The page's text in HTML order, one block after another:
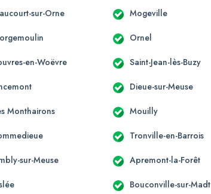
sur-Orne Mogeville
Ornel
en-Woëvre Saint-Jean-lès-Buzy
Dieue-sur-Meuse
Monthairons Mouilly
Tronville-en-Barrois
sur-Meuse Apremont-la-Forêt
Bouconville-sur-Madt